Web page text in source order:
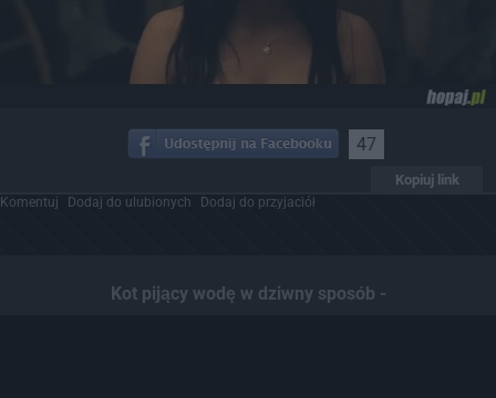
47
Kopiuj link
Komentuj Dodaj do ulubionych Dodaj do przyjaciół
Kot pijący wodę w dziwny sposób -